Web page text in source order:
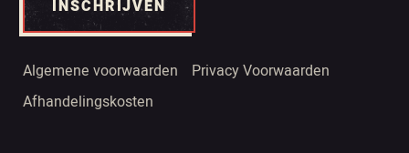
INSCHRIJVEN
Algemene voorwaarden
Privacy Voorwaarden
Afhandelingskosten